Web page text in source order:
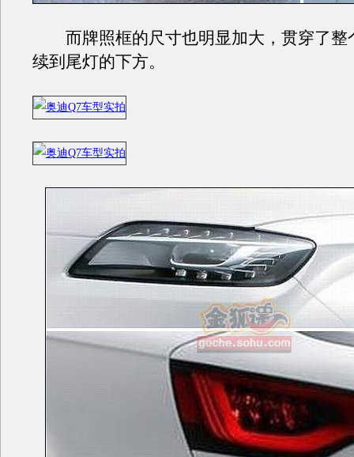
而牌照框的尺寸也明显加大，贯穿了整
续到尾灯的下方。